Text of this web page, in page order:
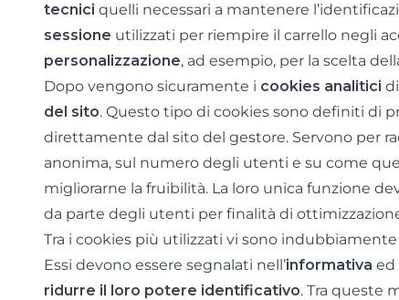
tecnici quelli necessari a mantenere
sessione utilizzati per riempire il carrello negli
personalizzazione, ad esempio, per la scelta
Dopo vengono sicuramente i cookies analitici
del sito. Questo tipo di cookies sono definiti di
direttamente dal sito del gestore. Servono per
anonima, sul numero degli utenti e su come
migliorarne la fruibilità. La loro unica funzione
da parte degli utenti per finalità di
Tra i cookies più utilizzati vi sono
Essi devono essere segnalati nell’informativa ed
ridurre il loro potere identificativo. Tra queste